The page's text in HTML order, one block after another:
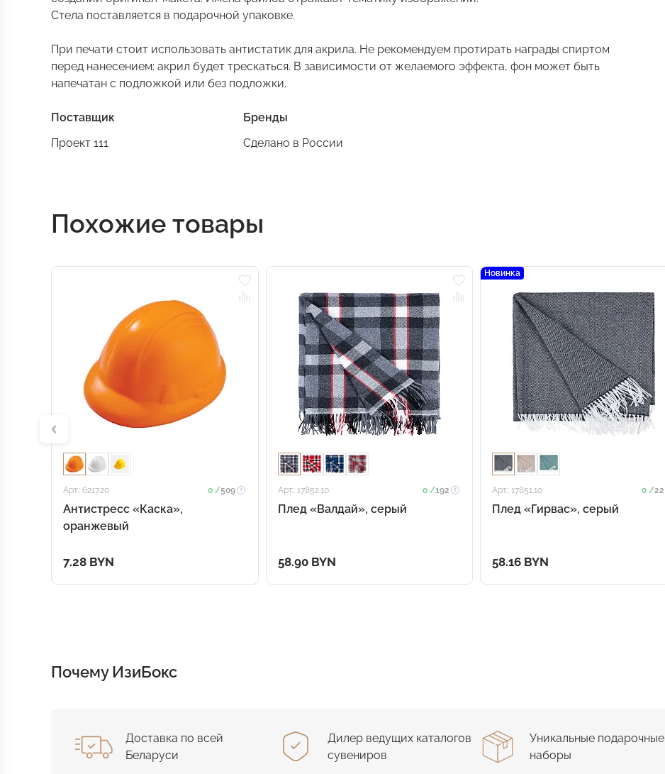
Стела поставляется в подарочной упаковке.
При печати стоит использовать антистатик для акрила. Не рекомендуем протирать награды спиртом
перед нанесением: акрил будет трескаться. В зависимости от желаемого эффекта, фон может быть
напечатан с подложкой или без подложки.
Поставщик
Проект 111
Бренды
Сделано в России
Похожие товары
Арт.: 6217.20 0 /509
Антистресс «Каска»,
оранжевый
7.28 BYN
Арт.: 17852.10 0 /192
Плед «Валдай», серый
58.90 BYN
Новинка
Арт.: 17851.10 0 /22
Плед «Гирвас», серый
58.16 BYN
Почему ИзиБокс
Доставка по всей
Беларуси
Дилер ведущих каталогов
сувениров
Уникальные подарочные
наборы